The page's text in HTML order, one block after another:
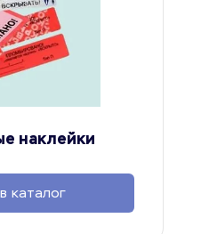
наклейки
каталог